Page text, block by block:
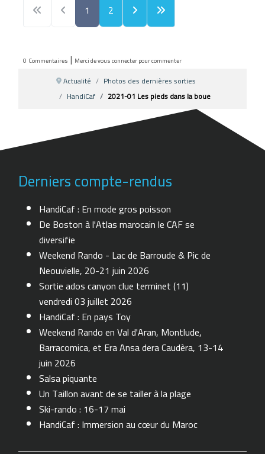
1 2
0 Commentaires | Merci de vous connecter pour commenter
Actualité
Photos des dernières sorties
HandiCaf
2021-01 Les pieds dans la boue
Derniers compte-rendus
HandiCaf : En mode gros poisson
De Boston à l'Atlas marocain le CAF se
diversifie
Weekend Rando - Lac de Barroude & Pic de
Neouvielle, 20-21 juin 2026
Sortie ados canyon clue terminet (11)
vendredi 03 juillet 2026
HandiCaf : En pays Toy
Weekend Rando en Val d'Aran, Montlude,
Barracomica, et Era Ansa dera Caudèra, 13-14
juin 2026
Salsa piquante
Un Taillon avant de se tailler à la plage
Ski-rando : 16-17 mai
HandiCaf : Immersion au cœur du Maroc